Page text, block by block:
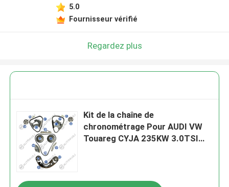
5.0
Fournisseur vérifié
Regardez plus
Kit de la chaîne de
chronométrage Pour AUDI VW
Touareg CYJA 235KW 3.0TSI